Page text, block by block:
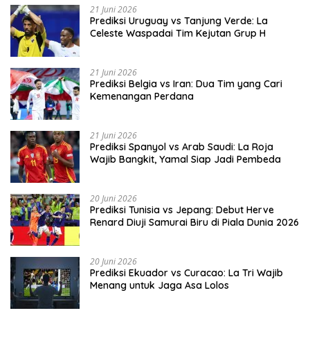
21 Juni 2026
Prediksi Uruguay vs Tanjung Verde: La
Celeste Waspadai Tim Kejutan Grup H
21 Juni 2026
Prediksi Belgia vs Iran: Dua Tim yang Cari
Kemenangan Perdana
21 Juni 2026
Prediksi Spanyol vs Arab Saudi: La Roja
Wajib Bangkit, Yamal Siap Jadi Pembeda
20 Juni 2026
Prediksi Tunisia vs Jepang: Debut Herve
Renard Diuji Samurai Biru di Piala Dunia 2026
20 Juni 2026
Prediksi Ekuador vs Curacao: La Tri Wajib
Menang untuk Jaga Asa Lolos